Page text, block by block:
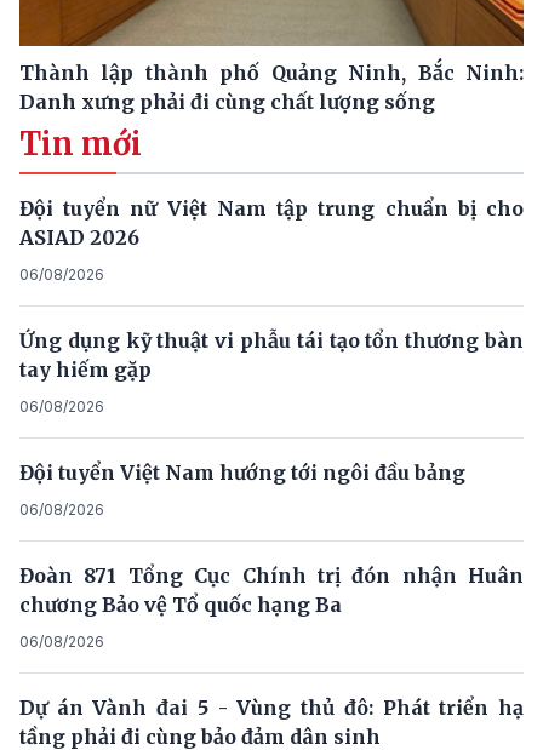
Thành lập thành phố Quảng Ninh, Bắc Ninh:
Danh xưng phải đi cùng chất lượng sống
Tin mới
Đội tuyển nữ Việt Nam tập trung chuẩn bị cho
ASIAD 2026
06/08/2026
Ứng dụng kỹ thuật vi phẫu tái tạo tổn thương bàn
tay hiếm gặp
06/08/2026
Đội tuyển Việt Nam hướng tới ngôi đầu bảng
06/08/2026
Đoàn 871 Tổng Cục Chính trị đón nhận Huân
chương Bảo vệ Tổ quốc hạng Ba
06/08/2026
Dự án Vành đai 5 - Vùng thủ đô: Phát triển hạ
tầng phải đi cùng bảo đảm dân sinh